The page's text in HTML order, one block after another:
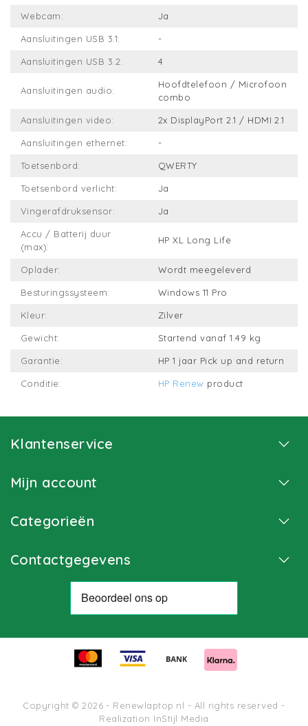
Webcam: Ja
Aansluitingen USB 3.1: -
Aansluitingen USB 3.2: 4
Aansluitingen audio:
Hoofdtelefoon / Microfoon
combo
Aansluitingen video: 2x DisplayPort 2.1 / HDMI 2.1
Aansluitingen ethernet: -
Toetsenbord: QWERTY
Toetsenbord verlicht: Ja
Vingerafdruksensor: Ja
Accu / Batterij duur
(max):
HP XL Long Life
Oplader: Wordt meegeleverd
Besturingssysteem: Windows 11 Pro
Kleur: Zilver
Gewicht: Startend vanaf 1.49 kg
Garantie: HP 1 jaar Pick up and return
Conditie: HP Renew product
Klantenservice
Mijn account
Categorieën
Contactgegevens
Copyright © 2026 - Renewlaptop.nl - All rights reserved -
Realization InStijl Media